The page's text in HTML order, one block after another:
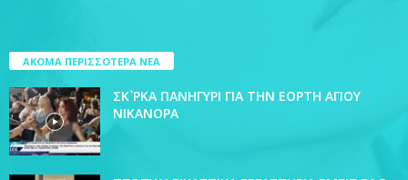
ΑΚΟΜΑ ΠΕΡΙΣΣΟΤΕΡΑ ΝΕΑ
ΣΚ`ΡΚΑ ΠΑΝΗΓΥΡΙ ΓΙΑ ΤΗΝ ΕΟΡΤΗ ΑΓΙΟΥ
ΝΙΚΑΝΟΡΑ